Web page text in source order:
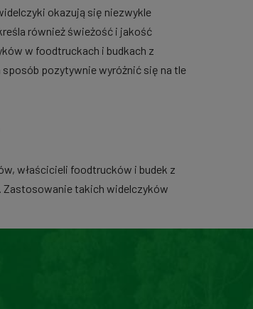
okazują się niezwykle
również świeżość i jakość
w foodtruckach i budkach z
pozytywnie wyróżnić się na tle
właścicieli foodtrucków i budek z
Zastosowanie takich widelczyków